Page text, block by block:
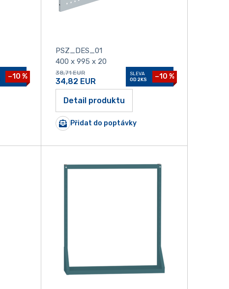
−10 %
PSZ_DES_01
400 x 995 x 20
38,71 EUR
34,82 EUR
SLEVA
OD 2KS
−10 %
Detail produktu
Přidat do poptávky